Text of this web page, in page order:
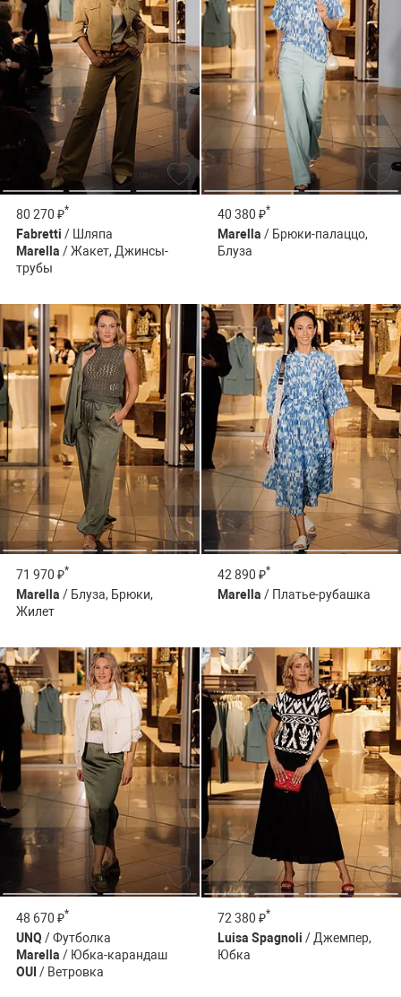
80 270 ₽*
Fabretti / Шляпа
Marella / Жакет, Джинсы-
трубы
40 380 ₽*
Marella / Брюки-палаццо,
Блуза
71 970 ₽*
Marella / Блуза, Брюки,
Жилет
42 890 ₽*
Marella / Платье-рубашка
48 670 ₽*
UNQ / Футболка
Marella / Юбка-карандаш
OUI / Ветровка
72 380 ₽*
Luisa Spagnoli / Джемпер,
Юбка